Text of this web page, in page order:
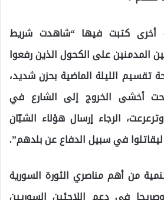
أخرى كتبت فيها “شاهدت شريط
المدمنين على الكحول الذين رفعوا
تقسيم الليلة الماضية بحزن شديد،
أخشى الخروج إلى الشارع في
الرجاء إرسال هؤلاء الشبّان
في سبيل الدفاع عن بلدهم”.
من أهم مناصري الثورة السورية